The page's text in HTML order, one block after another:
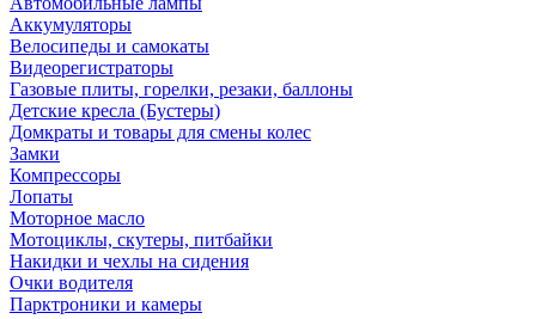
Аккумуляторы
Велосипеды и самокаты
Видеорегистраторы
Газовые плиты, горелки, резаки, баллоны
Детские кресла (Бустеры)
Домкраты и товары для смены колес
Замки
Компрессоры
Лопаты
Моторное масло
Мотоциклы, скутеры, питбайки
Накидки и чехлы на сидения
Очки водителя
Парктроники и камеры